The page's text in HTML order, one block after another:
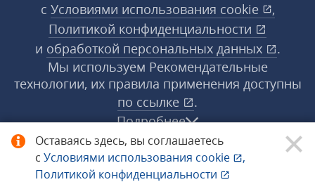
Оставаясь здесь, вы соглашаетесь
с Условиями использования cookie
,
Политикой конфиденциальности
с Условиями использования cookie
,
Политикой конфиденциальности
и обработкой персональных данных
.
Мы используем Рекомендательные
технологии, их правила применения доступны
по ссылке
.
Подробнее
© 1998−2026 «1С‑Рарус» ®. Все права